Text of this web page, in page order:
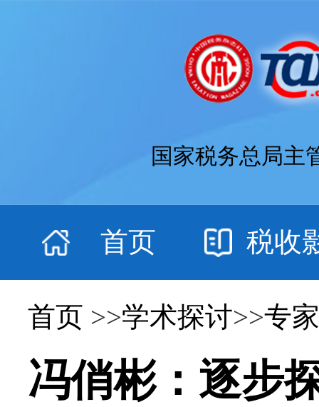
国家税务总局主
首页 税收
首页 >>学术探讨>>专
冯俏彬：逐步